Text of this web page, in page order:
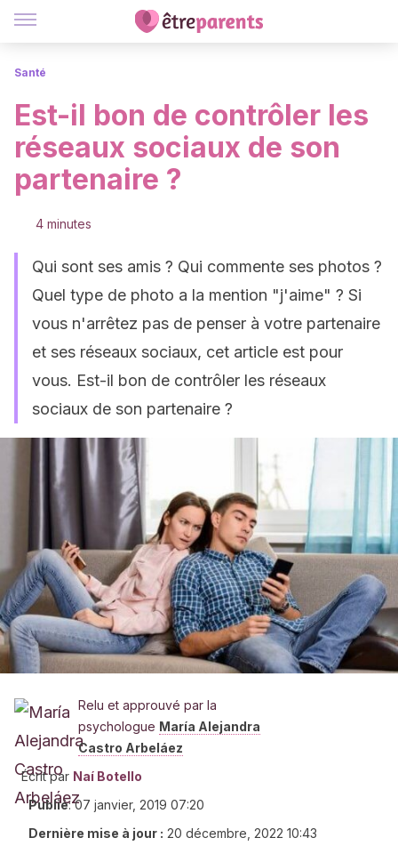
Santé
Est-il bon de contrôler les
réseaux sociaux de son
partenaire ?
4 minutes
Qui sont ses amis ? Qui commente ses photos ?
Quel type de photo a la mention "j'aime" ? Si
vous n'arrêtez pas de penser à votre partenaire
et ses réseaux sociaux, cet article est pour
vous. Est-il bon de contrôler les réseaux
sociaux de son partenaire ?
Relu et approuvé par la
psychologue María Alejandra
Castro Arbeláez
Écrit par Naí Botello
Publié:07 janvier, 2019 07:20
Dernière mise à jour : 20 décembre, 2022 10:43